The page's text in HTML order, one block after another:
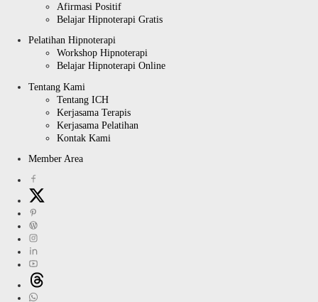
Afirmasi Positif
Belajar Hipnoterapi Gratis
Pelatihan Hipnoterapi
Workshop Hipnoterapi
Belajar Hipnoterapi Online
Tentang Kami
Tentang ICH
Kerjasama Terapis
Kerjasama Pelatihan
Kontak Kami
Member Area